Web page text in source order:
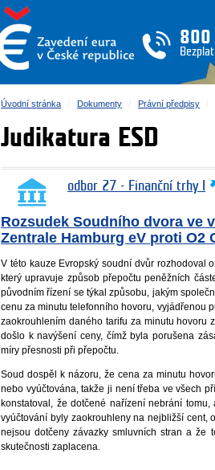
800
Úvodní stránka Dokumenty Právní předpisy
Judikatura ESD
odbor 27 - Finanční trhy I
Rozsudek Soudního dvora ve
Zentrale Hamburg eV proti O2
V této kauze Evropský soudní dvůr rozhodoval
který upravuje způsob přepočtu peněžních
původním řízení se týkal způsobu, jakým
cenu za minutu telefonního hovoru, vyjádřenou
zaokrouhlením daného tarifu za minutu hovoru
došlo k navýšení ceny, čímž byla porušena
míry přesnosti při přepočtu.
Soud dospěl k názoru, že cena za minutu
nebo vyúčtována, takže ji není třeba ve všech
konstatoval, že dotčené nařízení nebrání
vyúčtování byly zaokrouhleny na nejbližší cent,
nejsou dotčeny závazky smluvních stran a
skutečnosti zaplacena.